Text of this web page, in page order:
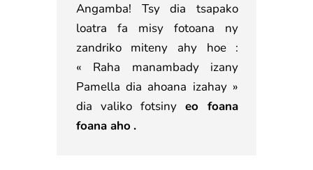
Angamba! Tsy dia tsapako
loatra fa misy fotoana ny
zandriko miteny ahy hoe :
« Raha manambady izany
Pamella dia ahoana izahay »
dia valiko fotsinyeo foana
foana aho .